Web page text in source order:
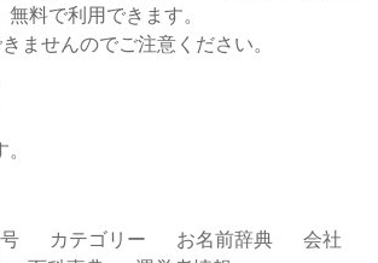
料で利用できます。
ませんのでご注意ください。
カテゴリー お名前辞典
会社